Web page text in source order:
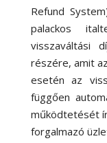
Refund
palackos
visszaváltási
részére, amit
esetén az
függően
működtetését
forgalmazó